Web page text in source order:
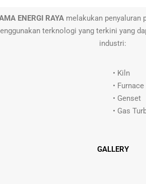
ENERGI RAYAmelakukan penyaluran
terknologi yang terkini yang
industri:
• Kiln
• Furnace
• Genset
• Gas
GALLERY